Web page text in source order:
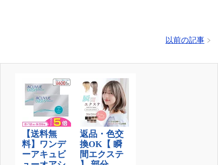
以前の記事